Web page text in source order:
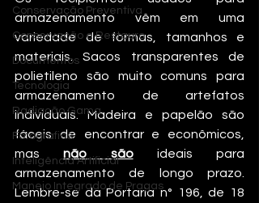
Conservação Preventiva
Conservação e Restauro
Documentos
Tecnologia
Radiação Gama
Fotografias
Inteligência Artificial
Manejo Integrado de Pragas
armazenamento vêm em uma
variedade de formas, tamanhos e
materiais. Sacos transparentes de
polietileno são muito comuns para
armazenamento de artefatos
individuais. Madeira e papelão são
fáceis de encontrar e econômicos,
mas não são ideais para
armazenamento de longo prazo.
Lembre-se da Portaria n° 196, de 18